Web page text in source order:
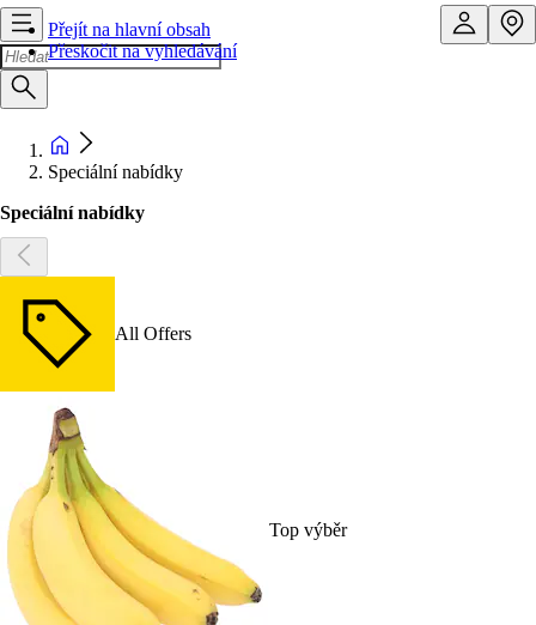
Přejít na hlavní obsah
Přeskočit na vyhledávání
Speciální nabídky
Speciální nabídky
All Offers
Top výběr